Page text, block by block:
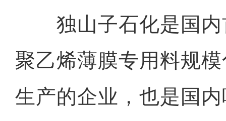
独山子石化是国内
聚乙烯薄膜专用料规
生产的企业，也是国